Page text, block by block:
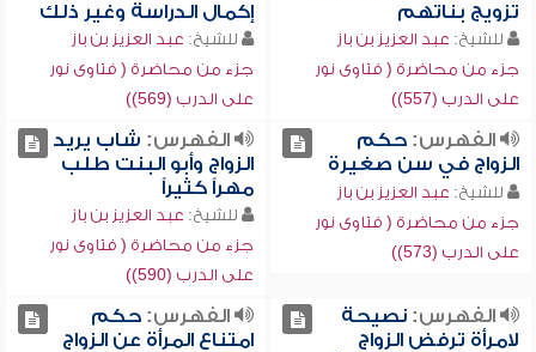
تزويج بناتهم
للشيخ: عبد العزيز بن باز
جزء من محاضرة ( فتاوى نور
على الدرب (557))
إكمال الدراسة وغير ذلك
للشيخ: عبد العزيز بن باز
جزء من محاضرة ( فتاوى نور
على الدرب (569))
الفهرس:حكم
الزواج في سن صغيرة
للشيخ: عبد العزيز بن باز
جزء من محاضرة ( فتاوى نور
على الدرب (573))
الفهرس: شاب يريد
الزواج وأبو البنت طلب
مهراً كثيراً
للشيخ: عبد العزيز بن باز
جزء من محاضرة ( فتاوى نور
على الدرب (590))
الفهرس:نصيحة
لامرأة ترفض الزواج
الفهرس:حكم
امتناع المرأة عن الزواج ‏